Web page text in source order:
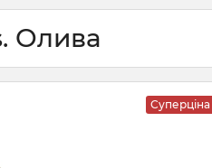
Олива
Суперціна